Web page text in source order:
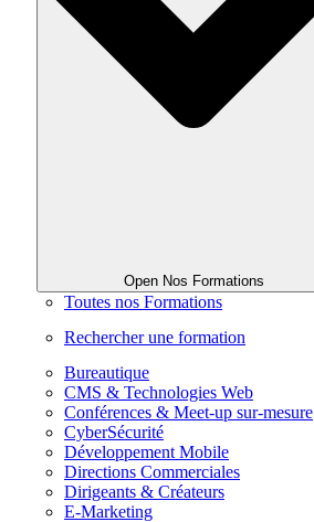
Open Nos Formations
Toutes nos Formations
Rechercher une formation
Bureautique
CMS & Technologies Web
Conférences & Meet-up sur-mesure
CyberSécurité
Développement Mobile
Directions Commerciales
Dirigeants & Créateurs
E-Marketing